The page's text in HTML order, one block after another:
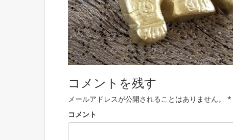
コメントを残す
メールアドレスが公開されることはありません。 *
コメント